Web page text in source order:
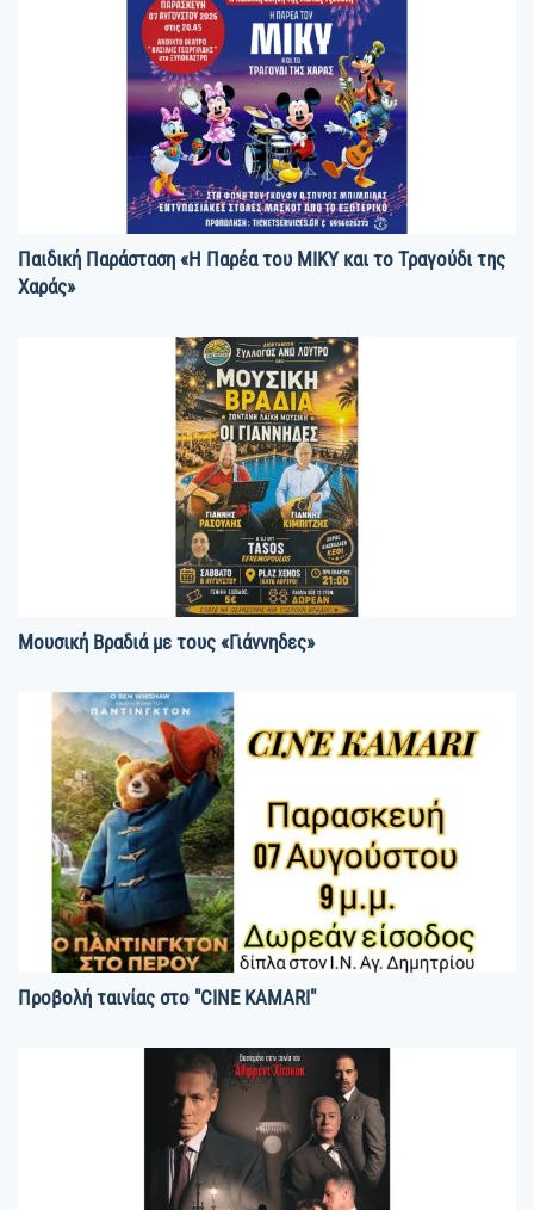
Παιδική Παράσταση «Η Παρέα του ΜΙΚΥ και το Τραγούδι της
Χαράς»
Μουσική Βραδιά με τους «Γιάννηδες»
Προβολή ταινίας στο "CINE KAMARI"